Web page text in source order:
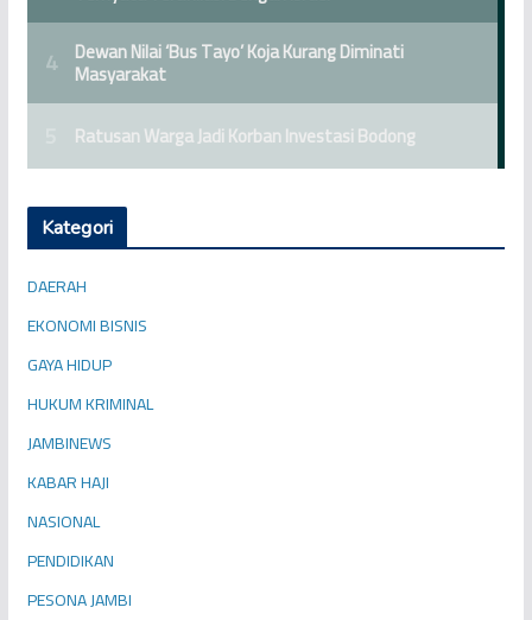
Kategori
DAERAH
EKONOMI BISNIS
GAYA HIDUP
HUKUM KRIMINAL
JAMBINEWS
KABAR HAJI
NASIONAL
PENDIDIKAN
PESONA JAMBI